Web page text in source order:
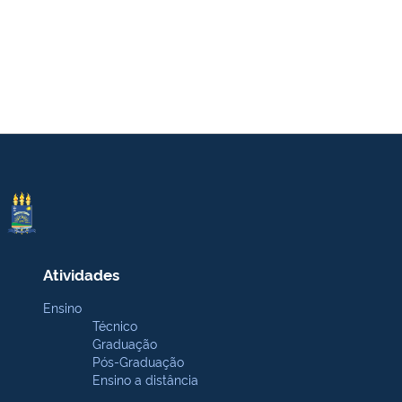
Atividades
Ensino
Técnico
Graduação
Pós-Graduação
Ensino a distância